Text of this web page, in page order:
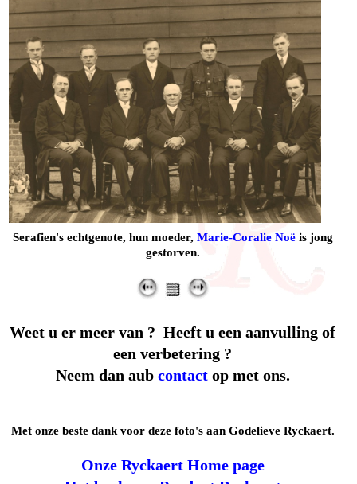
Serafien's echtgenote, hun moeder, Marie-Coralie Noëis jong
gestorven.
Weet u er meer van ? Heeft u een aanvulling of
een verbetering ?
Neem dan aub contactop met ons.
Met onze beste dank voor deze foto's aan Godelieve Ryckaert.
Onze Ryckaert Home page